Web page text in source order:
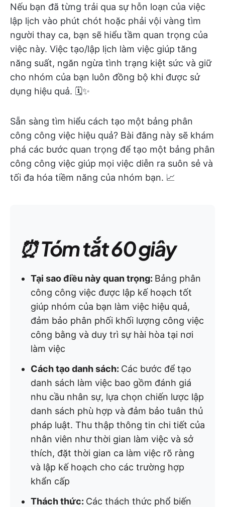
Nếu bạn đã từng trải qua sự hỗn loạn của việc
lập lịch vào phút chót hoặc phải vội vàng tìm
người thay ca, bạn sẽ hiểu tầm quan trọng của
việc này. Việc tạo/lập lịch làm việc giúp tăng
năng suất, ngăn ngừa tình trạng kiệt sức và giữ
cho nhóm của bạn luôn đồng bộ khi được sử
dụng hiệu quả. 🗓️✨
Sẵn sàng tìm hiểu cách tạo một bảng phân
công công việc hiệu quả? Bài đăng này sẽ khám
phá các bước quan trọng để tạo một bảng phân
công công việc giúp mọi việc diễn ra suôn sẻ và
tối đa hóa tiềm năng của nhóm bạn. 📈
⏰ Tóm tắt 60 giây
Tại sao điều này quan trọng: Bảng phân
công công việc được lập kế hoạch tốt
giúp nhóm của bạn làm việc hiệu quả,
đảm bảo phân phối khối lượng công việc
công bằng và duy trì sự hài hòa tại nơi
làm việc
Cách tạo danh sách: Các bước để tạo
danh sách làm việc bao gồm đánh giá
nhu cầu nhân sự, lựa chọn chiến lược lập
danh sách phù hợp và đảm bảo tuân thủ
pháp luật. Thu thập thông tin chi tiết của
nhân viên như thời gian làm việc và sở
thích, đặt thời gian ca làm việc rõ ràng
và lập kế hoạch cho các trường hợp
khẩn cấp
Thách thức: Các thách thức phổ biến